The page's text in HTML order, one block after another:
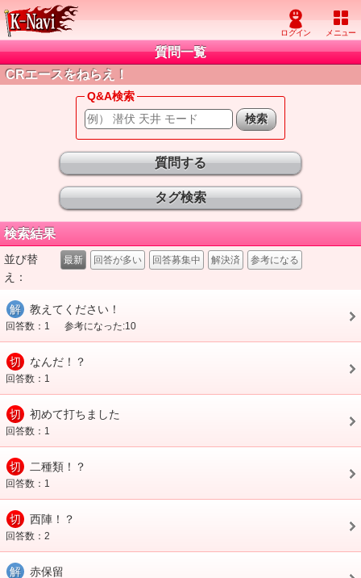
質問一覧
CRエースをねらえ！
Q&A検索
質問する
タグ検索
検索結果
並び替
え：
最新 回答が多い 回答募集中 解決済 参考になる
解 教えてください！
回答数：1 参考になった:10
切 なんだ！？
回答数：1
切 初めて打ちました
回答数：1
切 二種類！？
回答数：1
切 西陣！？
回答数：2
解 赤保留